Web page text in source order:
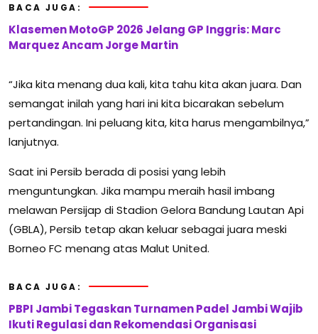
BACA JUGA:
Klasemen MotoGP 2026 Jelang GP Inggris: Marc
Marquez Ancam Jorge Martin
“Jika kita menang dua kali, kita tahu kita akan juara. Dan
semangat inilah yang hari ini kita bicarakan sebelum
pertandingan. Ini peluang kita, kita harus mengambilnya,”
lanjutnya.
Saat ini Persib berada di posisi yang lebih
menguntungkan. Jika mampu meraih hasil imbang
melawan Persijap di Stadion Gelora Bandung Lautan Api
(GBLA), Persib tetap akan keluar sebagai juara meski
Borneo FC menang atas Malut United.
BACA JUGA:
PBPI Jambi Tegaskan Turnamen Padel Jambi Wajib
Ikuti Regulasi dan Rekomendasi Organisasi